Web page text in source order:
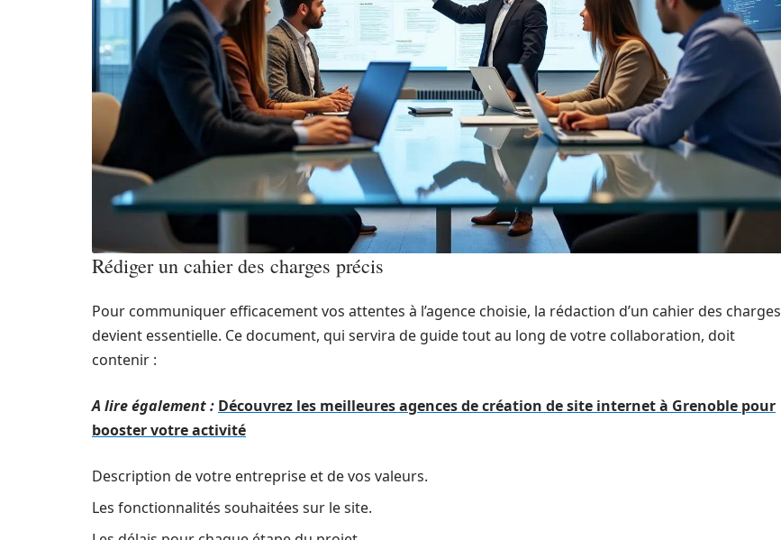
Rédiger un cahier des charges précis
Pour communiquer efficacement vos attentes à l’agence choisie, la rédaction d’un cahier des charges
devient essentielle. Ce document, qui servira de guide tout au long de votre collaboration, doit
contenir :
A lire également : Découvrez les meilleures agences de création de site internet à Grenoble pour
booster votre activité
Description de votre entreprise et de vos valeurs.
Les fonctionnalités souhaitées sur le site.